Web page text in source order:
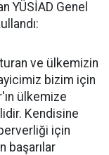
YÜSİAD Genel
ve ülkemizin
bizim için
ülkemize
Kendisine
için
başarılar